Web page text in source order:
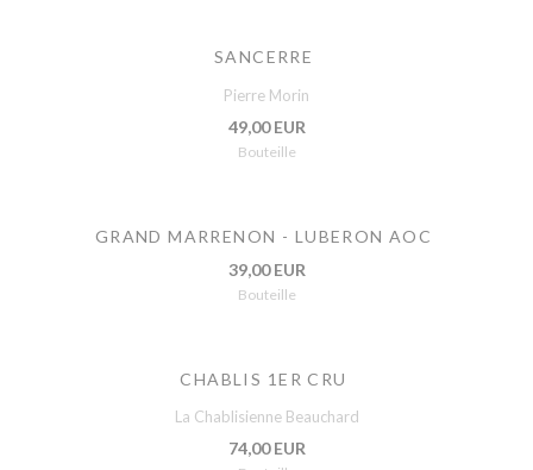
SANCERRE
Pierre Morin
49,00 EUR
Bouteille
GRAND MARRENON - LUBERON AOC
39,00 EUR
Bouteille
CHABLIS 1ER CRU
La Chablisienne Beauchard
74,00 EUR